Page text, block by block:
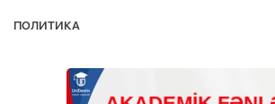
ПОЛИТИКА